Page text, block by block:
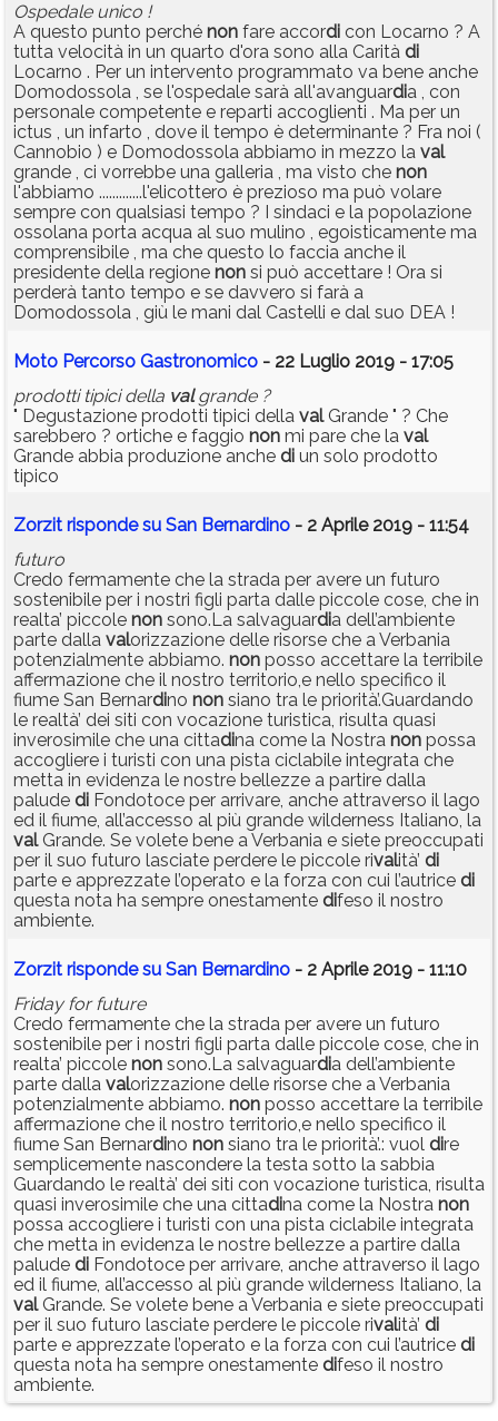
Ospedale unico !
A questo punto perché non fare accordi con Locarno ? A
tutta velocità in un quarto d'ora sono alla Carità di
Locarno . Per un intervento programmato va bene anche
Domodossola , se l'ospedale sarà all'avanguardia , con
personale competente e reparti accoglienti . Ma per un
ictus , un infarto , dove il tempo è determinante ? Fra noi (
Cannobio ) e Domodossola abbiamo in mezzo la val
grande , ci vorrebbe una galleria , ma visto che non
l'abbiamo .............l'elicottero è prezioso ma può volare
sempre con qualsiasi tempo ? I sindaci e la popolazione
ossolana porta acqua al suo mulino , egoisticamente ma
comprensibile , ma che questo lo faccia anche il
presidente della regione non si può accettare ! Ora si
perderà tanto tempo e se davvero si farà a
Domodossola , giù le mani dal Castelli e dal suo DEA !
Moto Percorso Gastronomico - 22 Luglio 2019 - 17:05
prodotti tipici della valgrande ?
" Degustazione prodotti tipici della valGrande " ? Che
sarebbero ? ortiche e faggio non mi pare che la val
Grande abbia produzione anche di un solo prodotto
tipico
Zorzit risponde su San Bernardino - 2 Aprile 2019 - 11:54
futuro
Credo fermamente che la strada per avere un futuro
sostenibile per i nostri figli parta dalle piccole cose, che in
realta’ piccole non sono.La salvaguardia dell’ambiente
parte dalla valorizzazione delle risorse che a Verbania
potenzialmente abbiamo. non posso accettare la terribile
affermazione che il nostro territorio,e nello specifico il
fiume San Bernardino non siano tra le priorità’.Guardando
le realtà’ dei siti con vocazione turistica, risulta quasi
inverosimile che una cittadina come la Nostra non possa
accogliere i turisti con una pista ciclabile integrata che
metta in evidenza le nostre bellezze a partire dalla
palude di Fondotoce per arrivare, anche attraverso il lago
ed il fiume, all’accesso al più grande wilderness Italiano, la
valGrande. Se volete bene a Verbania e siete preoccupati
per il suo futuro lasciate perdere le piccole rivalità’ di
parte e apprezzate l’operato e la forza con cui l’autrice di
questa nota ha sempre onestamente difeso il nostro
ambiente.
Zorzit risponde su San Bernardino - 2 Aprile 2019 - 11:10
Friday for future
Credo fermamente che la strada per avere un futuro
sostenibile per i nostri figli parta dalle piccole cose, che in
realta’ piccole non sono.La salvaguardia dell’ambiente
parte dalla valorizzazione delle risorse che a Verbania
potenzialmente abbiamo. non posso accettare la terribile
affermazione che il nostro territorio,e nello specifico il
fiume San Bernardino non siano tra le priorità’.: vuol dire
semplicemente nascondere la testa sotto la sabbia
Guardando le realtà’ dei siti con vocazione turistica, risulta
quasi inverosimile che una cittadina come la Nostra non
possa accogliere i turisti con una pista ciclabile integrata
che metta in evidenza le nostre bellezze a partire dalla
palude di Fondotoce per arrivare, anche attraverso il lago
ed il fiume, all’accesso al più grande wilderness Italiano, la
valGrande. Se volete bene a Verbania e siete preoccupati
per il suo futuro lasciate perdere le piccole rivalità’ di
parte e apprezzate l’operato e la forza con cui l’autrice di
questa nota ha sempre onestamente difeso il nostro
ambiente.